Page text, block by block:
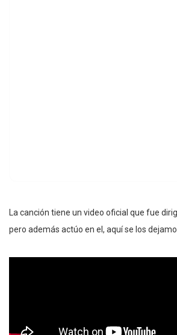
La canción tiene un video oficial que fue
pero además actúo en el, aquí se los